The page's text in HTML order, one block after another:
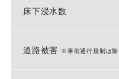
床下浸水数
道路被害 ※事前通行規制は除